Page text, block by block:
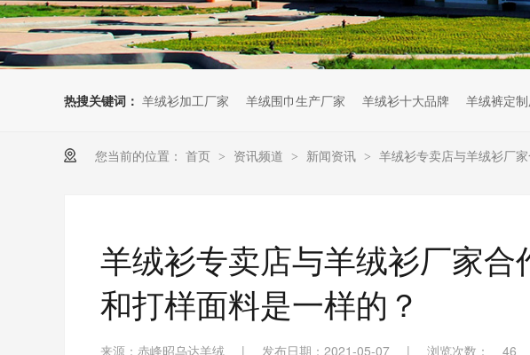
热搜关键词： 羊绒衫加工厂家 羊绒围巾生产厂家 羊绒衫十大品牌 羊绒裤定
您当前的位置： 首页 > 资讯频道 > 新闻资讯 > 羊绒衫专卖店与羊绒衫厂
羊绒衫专卖店与羊绒衫厂家
和打样面料是一样的？
来源：赤峰昭乌达羊绒 | 发布日期：2021-05-07 | 浏览次数： 46